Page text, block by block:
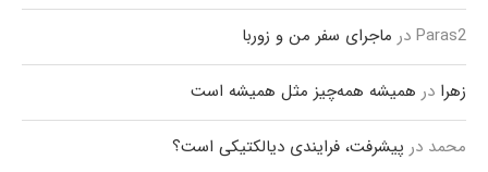
Paras2 در ماجرای سفر من و زوربا
زهرا در همیشه همه‌چیز مثل همیشه است
محمد در پیشرفت، فرایندی دیالکتیکی است؟